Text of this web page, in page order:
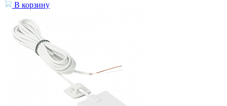
В корзину